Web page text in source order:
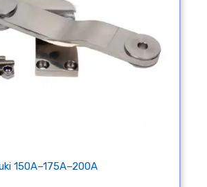
150A–175A–200A